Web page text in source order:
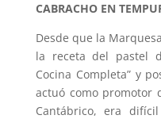
CABRACHO EN
Desde que la
la receta del pastel
Cocina Completa” y
actuó como promotor
Cantábrico, era